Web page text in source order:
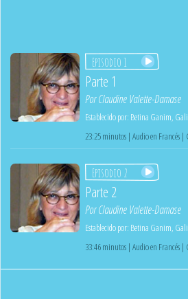
Episodio 1
Parte 1
PorClaudine Valette-Damase
Establecido por: Betina Ganim
23:25 minutos | Audio en Francés |
Episodio 2
Parte 2
PorClaudine Valette-Damase
Establecido por: Betina Ganim
33:46 minutos | Audio en Francés |